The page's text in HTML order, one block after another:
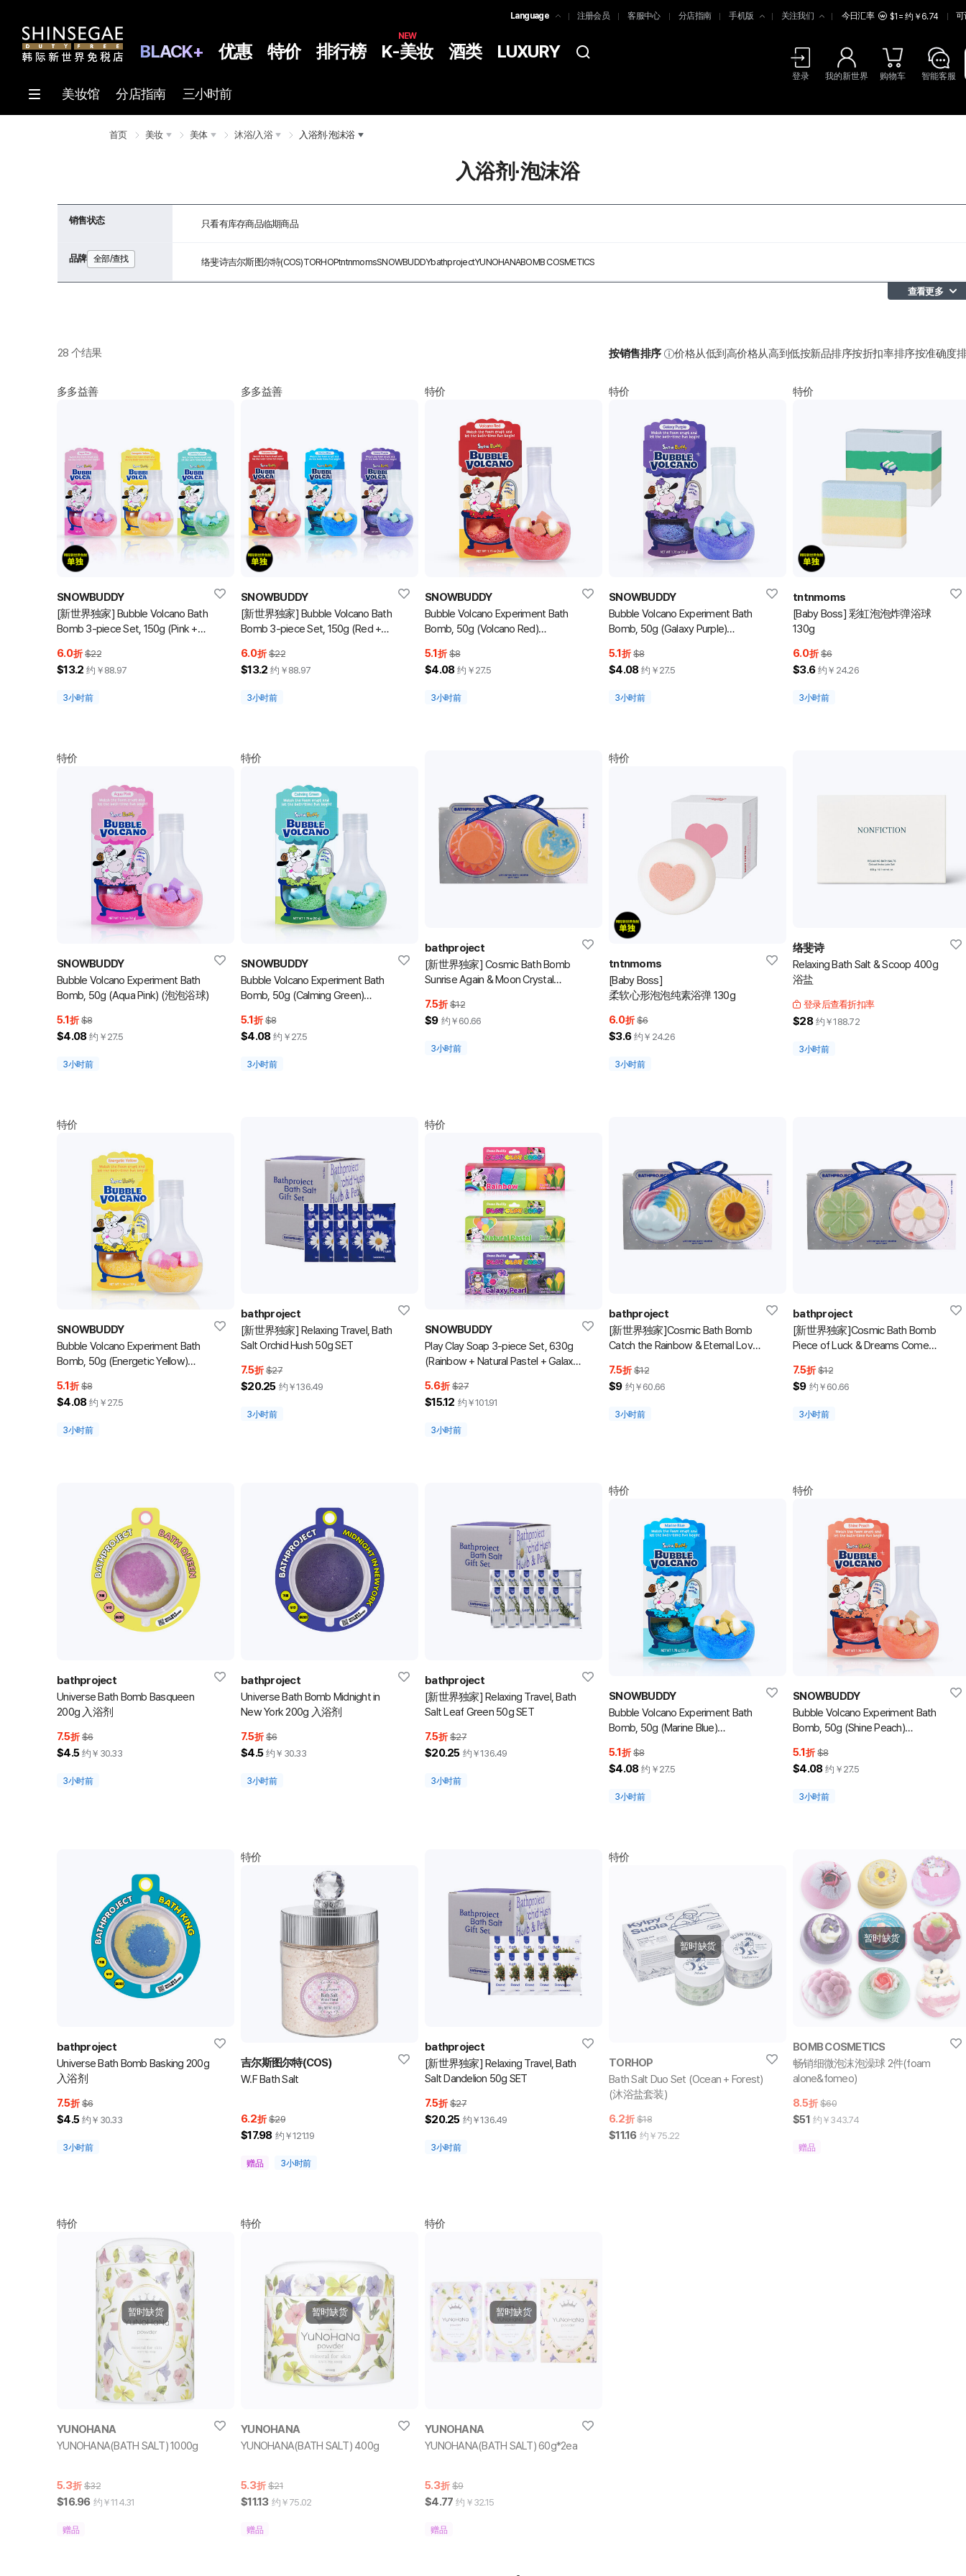
Language
简体中文
注册会员 客服中心 分店指南 手机版 关注我们 今日汇率 $1 = 约￥6.74 可
BLACK+ 优惠 特价 排行榜 K-美妆
NEW
酒类 LUXURY
登录 我的新世界 购物车 智能客服
美妆馆 分店指南 三小时前
首页 美妆 美体 沐浴/入浴 入浴剂∙泡沫浴
入浴剂∙泡沫浴
销售状态 只看有库存商品临期商品
品牌 全部/查找 络斐诗吉尔斯图尔特(COS)TORHOPtntnmomsSNOWBUDDYbathprojectYUNOHANABOMB COSMETICS
查看更多
28 个结果 按销售排序 价格从低到高价格从高到低按新品排序按折扣率排序按准确度
多多益善
SNOWBUDDY
[新世界独家] Bubble Volcano Bath
Bomb 3-piece Set, 150g (Pink +
6.0折 $22
$13.2 约￥ 88.97
3小时前
多多益善
SNOWBUDDY
[新世界独家] Bubble Volcano Bath
Bomb 3-piece Set, 150g (Red +
6.0折 $22
$13.2 约￥ 88.97
3小时前
特价
SNOWBUDDY
Bubble Volcano Experiment Bath
Bomb, 50g (Volcano Red)
5.1折 $8
$4.08 约￥ 27.5
3小时前
特价
SNOWBUDDY
Bubble Volcano Experiment Bath
Bomb, 50g (Galaxy Purple)
5.1折 $8
$4.08 约￥ 27.5
3小时前
特价
tntnmoms
[Baby Boss] 彩虹泡泡炸弹浴球
130g
6.0折 $6
$3.6 约￥ 24.26
3小时前
特价
SNOWBUDDY
Bubble Volcano Experiment Bath
Bomb, 50g (Aqua Pink) (泡泡浴球)
5.1折 $8
$4.08 约￥ 27.5
3小时前
特价
SNOWBUDDY
Bubble Volcano Experiment Bath
Bomb, 50g (Calming Green)
5.1折 $8
$4.08 约￥ 27.5
3小时前
bathproject
[新世界独家] Cosmic Bath Bomb
Sunrise Again & Moon Crystal
7.5折 $12
$9 约￥ 60.66
3小时前
特价
tntnmoms
[Baby Boss]
柔软心形泡泡纯素浴弹 130g
6.0折 $6
$3.6 约￥ 24.26
3小时前
络斐诗
Relaxing Bath Salt & Scoop 400g
浴盐
登录后查看折扣率
$28 约￥188.72
3小时前
特价
SNOWBUDDY
Bubble Volcano Experiment Bath
Bomb, 50g (Energetic Yellow)
5.1 折 $8
$4.08 约￥ 27.5
3小时前
bathproject
[新世界独家] Relaxing Travel, Bath
Salt Orchid Hush 50g SET
7.5折 $27
$20.25 约￥136.49
3小时前
特价
SNOWBUDDY
Play Clay Soap 3-piece Set, 630g
(Rainbow + Natural Pastel + Galaxy
5.6折 $27
$15.12 约￥101.91
3小时前
bathproject
[新世界独家]Cosmic Bath Bomb
Catch the Rainbow & Eternal Love
7.5折 $12
$9 约￥ 60.66
3小时前
bathproject
[新世界独家]Cosmic Bath Bomb
Piece of Luck & Dreams Come
7.5折 $12
$9 约￥ 60.66
3小时前
bathproject
Universe Bath Bomb Basqueen
200g 入浴剂
7.5折 $6
$4.5 约￥ 30.33
3小时前
bathproject
Universe Bath Bomb Midnight in
New York 200g 入浴剂
7.5折 $6
$4.5 约￥ 30.33
3小时前
bathproject
[新世界独家] Relaxing Travel, Bath
Salt Leaf Green 50g SET
7.5折 $27
$20.25 约￥136.49
3小时前
特价
SNOWBUDDY
Bubble Volcano Experiment Bath
Bomb, 50g (Marine Blue)
5.1折 $8
$4.08 约￥ 27.5
3小时前
特价
SNOWBUDDY
Bubble Volcano Experiment Bath
Bomb, 50g (Shine Peach)
5.1折 $8
$4.08 约￥ 27.5
3小时前
bathproject
Universe Bath Bomb Basking 200g
入浴剂
7.5折 $6
$4.5 约￥ 30.33
3小时前
特价
吉尔斯图尔特(COS)
W.F Bath Salt
6.2折 $29
$17.98 约￥121.19
赠品 3小时前
bathproject
[新世界独家] Relaxing Travel, Bath
Salt Dandelion 50g SET
7.5折 $27
$20.25 约￥136.49
3小时前
暂时缺货
特价
TORHOP
Bath Salt Duo Set (Ocean + Forest)
(沐浴盐套装)
6.2折 $18
$11.16 约￥ 75.22
暂时缺货
BOMB COSMETICS
畅销细微泡沫泡澡球 2件(foam
alone&fomeo)
8.5折 $60
$51 约￥ 343.74
赠品
暂时缺货
特价
YUNOHANA
YUNOHANA(BATH SALT) 1000g
5.3折 $32
$16.96 约￥114.31
赠品
暂时缺货
特价
YUNOHANA
YUNOHANA(BATH SALT) 400g
5.3折 $21
$11.13 约￥ 75.02
赠品
暂时缺货
特价
YUNOHANA
YUNOHANA(BATH SALT) 60g*2ea
5.3折 $9
$4.77 约￥ 32.15
赠品